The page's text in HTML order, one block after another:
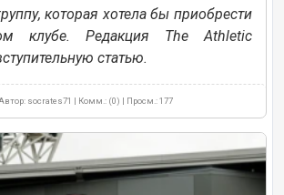
которая хотела бы приобрести
клубе. Редакция The Athletic
статью.
socrates71 | Комм.: (0) | Просм.: 177